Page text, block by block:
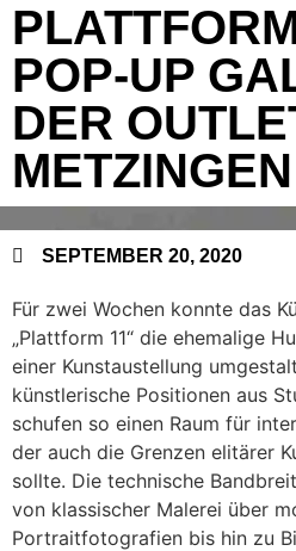
POP-UP
DER
METZINGEN
SEPTEMBER 20, 2020
Für zwei Wochen konnte das
„Plattform 11“ die ehemalige
einer Kunstaustellung
künstlerische Positionen aus
schufen so einen Raum für
der auch die Grenzen elitärer
sollte. Die technische
von klassischer Malerei über
Portraitfotografien bis hin zu